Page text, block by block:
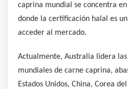
caprina mundial se concentra
donde la certificación halal es
acceder al mercado.
Actualmente, Australia lidera
mundiales de carne caprina,
Estados Unidos, China, Corea